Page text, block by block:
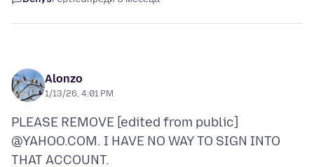
Alonzo
1/13/26, 4:01 PM
PLEASE REMOVE [edited from public]
@YAHOO.COM. I HAVE NO WAY TO SIGN INTO